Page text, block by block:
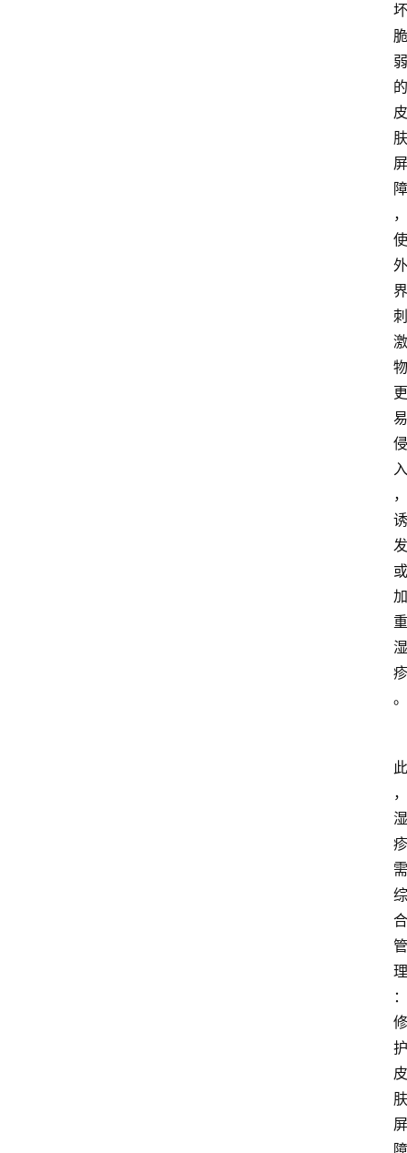
坏
脆
弱
的
皮
肤
屏
障
，
使
外
界
刺
激
物
更
易
侵
入
，
诱
发
或
加
重
湿
疹
。
此
，
湿
疹
需
综
合
管
理
：
修
护
皮
肤
屏
障